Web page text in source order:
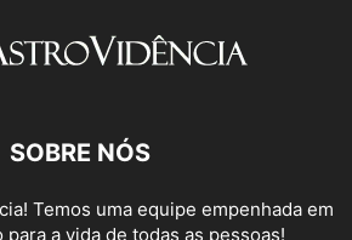
SOBRE NÓS
Temos uma equipe empenhada em
a vida de todas as pessoas!